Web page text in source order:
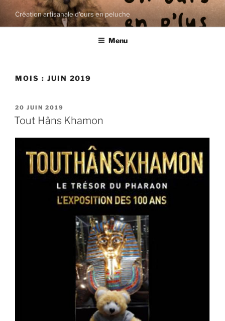
contenu
Création artisanale d'ours en peluche
Menu
MOIS : JUIN 2019
PUBLIÉ
LE
20 JUIN 2019
Tout Hâns Khamon